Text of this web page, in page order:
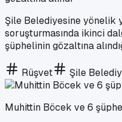
Şile Belediyesine yönelik
soruşturmasında ikinci
şüphelinin gözaltına
Rüşvet Şile
Muhittin Böcek ve 6